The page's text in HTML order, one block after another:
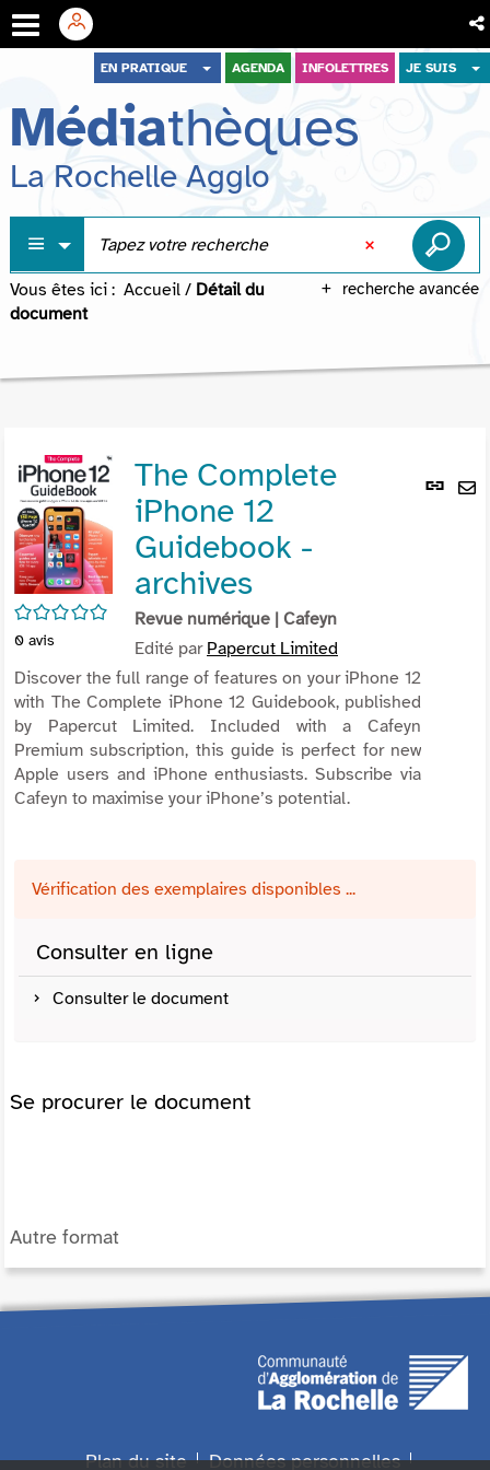
menu
contenu
recherche
EN PRATIQUE AGENDA INFOLETTRES JE SUIS
Médiathèques
La Rochelle Agglo
recherche avancée
Vous êtes ici : Accueil / Détail du
document
Lien
/5
0 avis
The Complete
iPhone 12
Guidebook -
archives
Revue numérique | Cafeyn
Edité par Papercut Limited
Discover the full range of features on your iPhone 12
with The Complete iPhone 12 Guidebook, published
by Papercut Limited. Included with a Cafeyn
Premium subscription, this guide is perfect for new
Apple users and iPhone enthusiasts. Subscribe via
Cafeyn to maximise your iPhone’s potential.
Vérification des exemplaires disponibles ...
Consulter en ligne
Consulter le document
Se procurer le document
Autre format
Plan du site Données personnelles